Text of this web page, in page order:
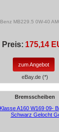
MB229.5 0W-40
Preis: 175,14
zum Angebot
eBay.de (*)
Bremsscheiben